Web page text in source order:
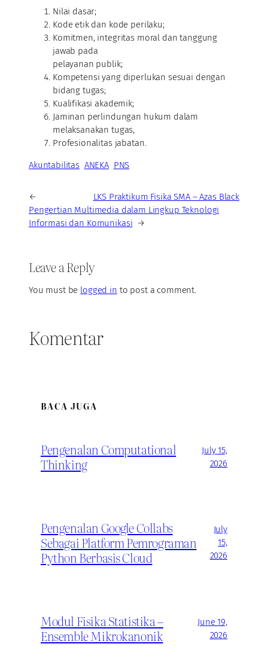
Nilai dasar;
Kode etik dan kode perilaku;
Komitmen, integritas moral dan tanggung
jawab pada
pelayanan publik;
Kompetensi yang diperlukan sesuai dengan
bidang tugas;
Kualifikasi akademik;
Jaminan perlindungan hukum dalam
melaksanakan tugas,
Profesionalitas jabatan.
Akuntabilitas ANEKA PNS
←
LKS Praktikum Fisika SMA – Azas Black
Pengertian Multimedia dalam Lingkup Teknologi
Informasi dan Komunikasi →
Leave a Reply
You must be logged in to post a comment.
Komentar
BACA JUGA
Pengenalan Computational
Thinking
July 15,
2026
Pengenalan Google Collabs
Sebagai Platform Pemrograman
Python Berbasis Cloud
July
15,
2026
Modul Fisika Statistika –
Ensemble Mikrokanonik
June 19,
2026